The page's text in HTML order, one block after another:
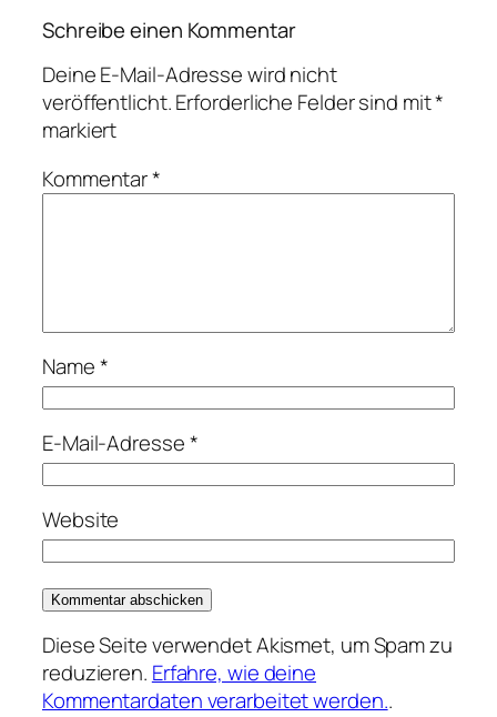
Schreibe einen Kommentar
Deine E-Mail-Adresse wird nicht
veröffentlicht.Erforderliche Felder sind mit*
markiert
Kommentar*
Name*
E-Mail-Adresse*
Website
Diese Seite verwendet Akismet, um Spam zu
reduzieren. Erfahre, wie deine
Kommentardaten verarbeitet werden..